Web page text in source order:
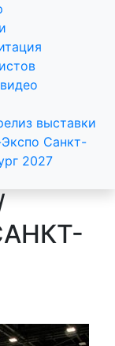
выставки
Санкт-
2027